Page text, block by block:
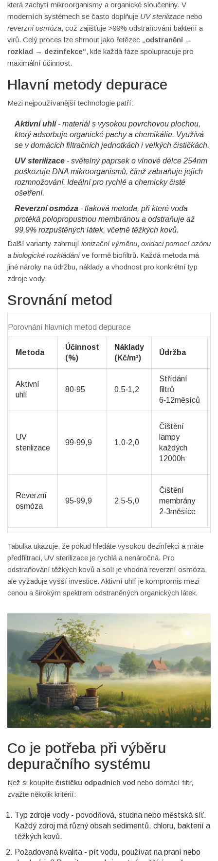
která zachytí mikroorganismy a organické sloučeniny. V
moderních systémech se často doplňuje UV sterilizace nebo
reverzní osmóza, což zajišťuje >99% odstraňování bakterií a
virů. Celý proces lze shrnout jako řetězec „odstranění →
rozklad → dezinfekce“, kde každá fáze spolupracuje pro
maximální účinnost.
Hlavní metody depurace
Mezi nejpoužívanější technologie patří:
Aktivní uhlí- materiál s vysokou povrchovou plochou,
který adsorbuje organické pachy a chemikálie. Využívá
se v domácích filtračních jednotkách i velkých čističkách.
UV sterilizace - světelný paprsek o vlnové délce 254nm
poškozuje DNA mikroorganismů, čímž zabraňuje jejich
rozmnožování. Ideální pro rychlé a chemicky čisté
ošetření.
Reverzní osmóza - tlaková metoda, při které voda
protéká polopropustnou membránou a odstraňuje až
99,9% rozpuštěných látek, včetně těžkých kovů.
Další varianty zahrnují ionizační výměnu, oxidaci pomocí ozónu
a biologické rozkládáníve formě biofiltrů. Každá metoda má
jiné nároky na údržbu, náklady a vhodnost pro konkrétní typ
zdroje vody.
Srovnání metod
Porovnání hlavních metod depurace
Metoda
Účinnost
(%)
Náklady
(Kč/m³)
Údržba
Aktivní
uhlí
80‑95 0,5‑1,2
Střídání
filtrů
6‑12měsíců
UV
sterilizace
99‑99,9 1,0‑2,0
Čištění
lampy
každých
12000h
Reverzní
osmóza
95‑99,9 2,5‑5,0
Čištění
membrány
2‑3měsíce
Tabulka ukazuje, že pokud hledáte vysokou dezinfekci a máte
předfiltraci, UV sterilizace je rychlá a nenáročná. Pro
odstraňování těžkých kovů a solí je vhodná reverzní osmóza,
ale vyžaduje vyšší investice. Aktivní uhlí je kompromis mezi
cenou a širokým spektrem odstraněných organických látek.
Co je potřeba při výběru
depuračního systému
Než si koupíte čističku odpadních vod nebo domácí filtr,
zvažte několik kritérií:
Typ zdroje vody - povodňová, studna nebo městská síť.
Každý zdroj má různý obsah sedimentů, chloru, bakterií a
těžkých kovů.
Požadovaná kvalita - pít vodu, používat na praní nebo